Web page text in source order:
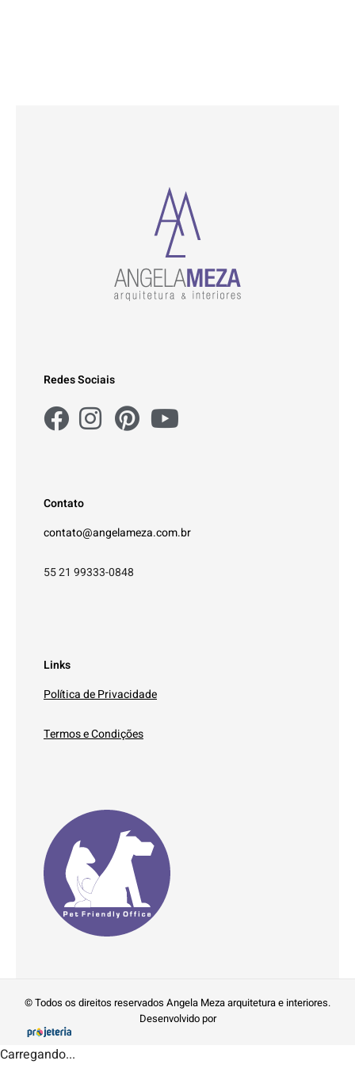
Redes Sociais
Contato
contato@angelameza.com.br
55 21 99333-0848
Links
Política de Privacidade
Termos e Condições
© Todos os direitos reservados Angela Meza arquitetura e interiores.
Desenvolvido por
Carregando...